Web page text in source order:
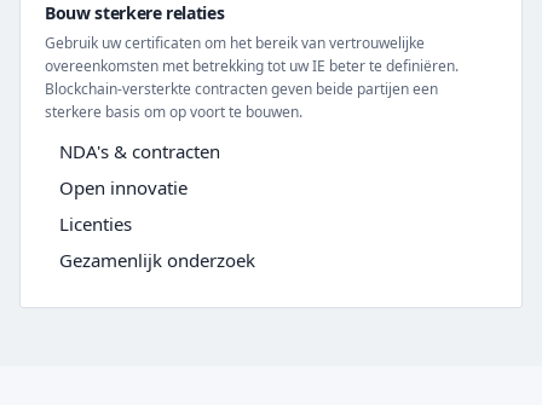
Bouw sterkere relaties
Gebruik uw certificaten om het bereik van vertrouwelijke
overeenkomsten met betrekking tot uw IE beter te definiëren.
Blockchain-versterkte contracten geven beide partijen een
sterkere basis om op voort te bouwen.
NDA's & contracten
Open innovatie
Licenties
Gezamenlijk onderzoek